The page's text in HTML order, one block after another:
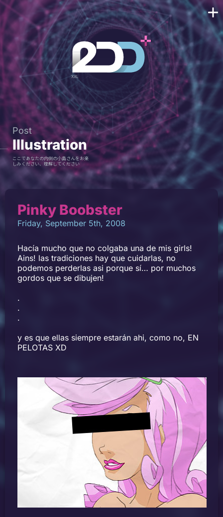
Post
Illustration
ここであなたの内側の小島さんをお楽
しみください、理解してください
Pinky Boobster
Friday, September 5th, 2008
Hacía mucho que no colgaba una de mis girls!
Ains! las tradiciones hay que cuidarlas, no
podemos perderlas asi porque sí… por muchos
gordos que se dibujen!
.
.
.
y es que ellas siempre estarán ahi, como no, EN
PELOTAS XD